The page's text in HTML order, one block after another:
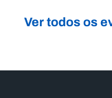
Ver todos os